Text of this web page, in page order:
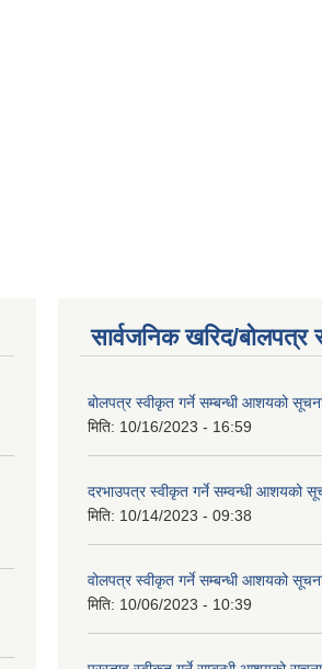
सार्वजनिक खरिद/बोलपत्र
बोलपत्र स्वीकृत गर्ने सम्बन्धी आशयको
मिति: 10/16/2023 - 16:59
दरभाउपत्र स्वीकृत गर्ने सम्वन्धी आशयको
मिति: 10/14/2023 - 09:38
वोलपत्र स्वीकृत गर्ने सम्बन्धी आशयको
मिति: 10/06/2023 - 10:39